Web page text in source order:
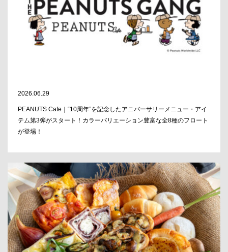
2026.06.29
PEANUTS Cafe｜“10周年”を記念したアニバーサリーメニュー・アイ
テム第3弾がスタート！カラーバリエーション豊富な全8種のフロート
が登場！